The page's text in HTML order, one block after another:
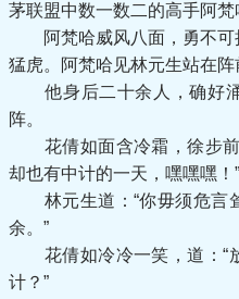
茅联盟中数一数二的高手阿梵
阿梵哈威风八面，勇不可
猛虎。阿梵哈见林元生站在阵
他身后二十余人，确好涌
阵。
花倩如面含冷霜，徐步前
却也有中计的一天，嘿嘿嘿！”
林元生道：“你毋须危言
余。”
花倩如冷冷一笑，道：“
计？”